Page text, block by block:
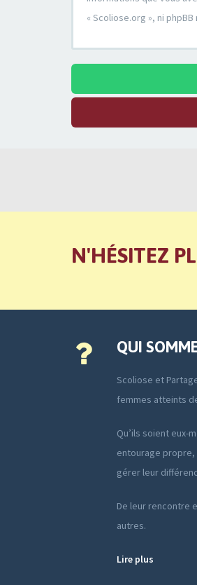
« Scoliose.org », ni
N'HÉSITEZ
QUI
Scoliose et
femmes atteints
Qu’ils soient eux-
entourage propre,
gérer leur
De leur rencontre
autres.
Lire plus